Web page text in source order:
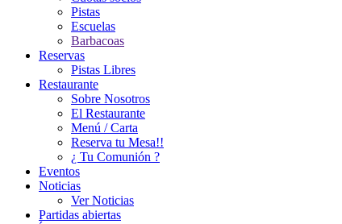
Pistas
Escuelas
Barbacoas
Reservas
Pistas Libres
Restaurante
Sobre Nosotros
El Restaurante
Menú / Carta
Reserva tu Mesa!!
¿ Tu Comunión ?
Eventos
Noticias
Ver Noticias
Partidas abiertas